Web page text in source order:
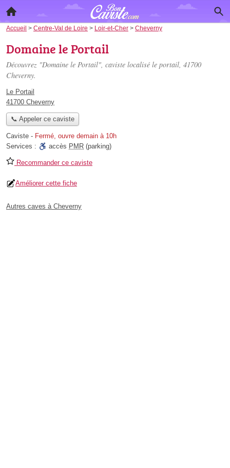
Accueil > Centre-Val de Loire > Loir-et-Cher > Cheverny
Domaine le Portail
Découvrez "Domaine le Portail", caviste localisé le portail, 41700
Cheverny.
Le Portail
41700 Cheverny
📞 Appeler ce caviste
Caviste - Fermé, ouvre demain à 10h
Services :
accès PMR (parking)
Recommander ce caviste
Améliorer cette fiche
Autres caves à Cheverny